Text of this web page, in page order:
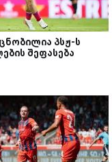
პსჟ-ს
შეფასება